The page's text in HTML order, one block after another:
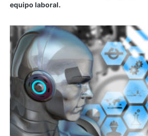
equipo laboral.